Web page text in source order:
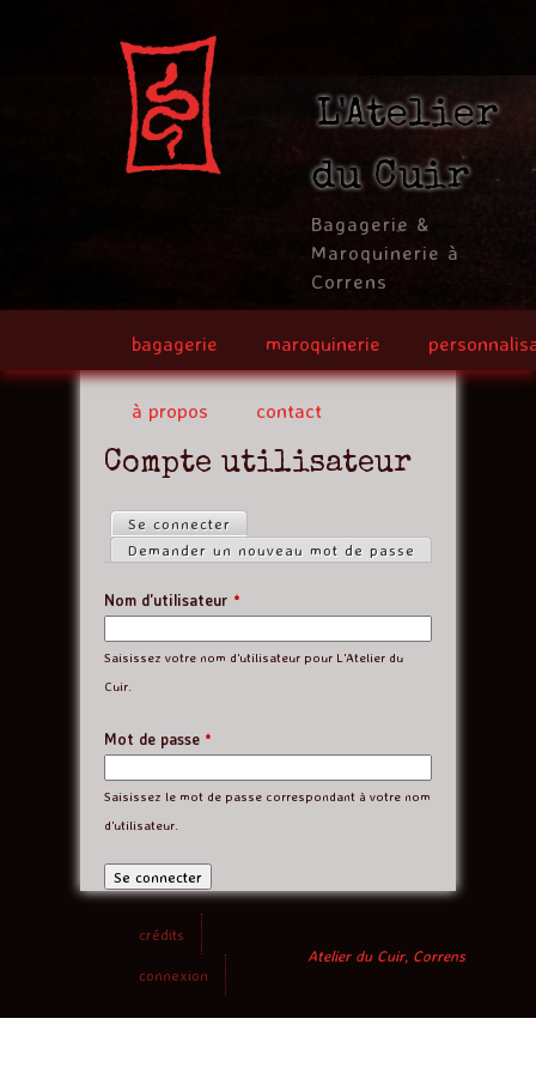
L'Atelier
du Cuir
Bagagerie &
Maroquinerie à
Correns
bagagerie maroquinerie
à propos contact
Compte utilisateur
O
g
l
t
s
r
Se connecter
Demander un nouveau mot de passe
Nom d'utilisateur *
Saisissez votre nom d'utilisateur pour L'Atelier du
Cuir.
Mot de passe *
Saisissez le mot de passe correspondant à votre nom
d'utilisateur.
crédits
connexion
Atelier du Cuir, Correns